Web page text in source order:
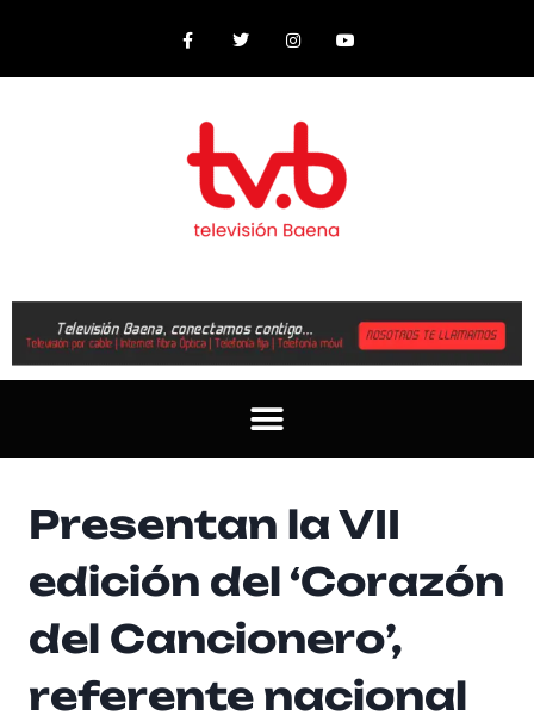
Presentan la VII
edición del ‘Corazón
del Cancionero’,
referente nacional